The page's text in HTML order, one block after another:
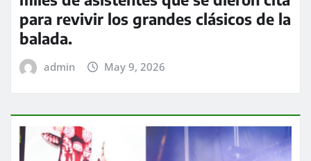
para revivir los grandes clásicos de la
balada.
admin May 9, 2026